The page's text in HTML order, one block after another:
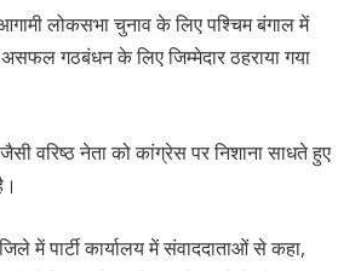
आगामी लोकसभा चुनाव के लिए पश्चिम बंगाल में
असफल गठबंधन के लिए जिम्मेदार ठहराया गया
वरिष्ठ नेता को कांग्रेस पर निशाना साधते हुए
जिले में पार्टी कार्यालय में संवाददाताओं से कहा,